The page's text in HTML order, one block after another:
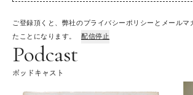
ご登録頂くと、弊社のプライバシーポリシーとメールマ
たことになります。
配信停止
Podcast
ポッドキャスト